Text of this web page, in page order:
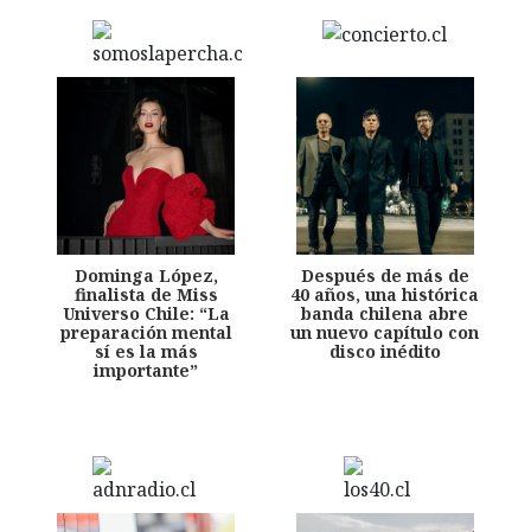
Dominga López,
finalista de Miss
Universo Chile: “La
preparación mental
sí es la más
importante”
Después de más de
40 años, una histórica
banda chilena abre
un nuevo capítulo con
disco inédito